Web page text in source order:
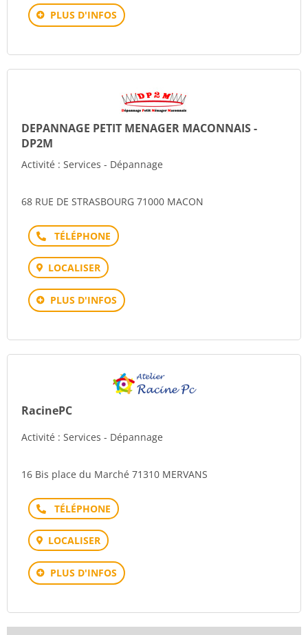
PLUS D'INFOS
DEPANNAGE PETIT MENAGER MACONNAIS -
DP2M
Activité : Services - Dépannage
68 RUE DE STRASBOURG 71000 MACON
Téléphone
LOCALISER
PLUS D'INFOS
RacinePC
Activité : Services - Dépannage
16 Bis place du Marché 71310 MERVANS
Téléphone
LOCALISER
PLUS D'INFOS